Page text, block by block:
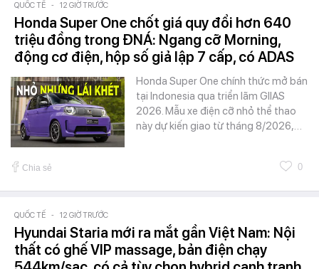
QUỐC TẾ - 12 GIỜ TRƯỚC
Honda Super One chốt giá quy đổi hơn 640
triệu đồng trong ĐNÁ: Ngang cỡ Morning,
động cơ điện, hộp số giả lập 7 cấp, có ADAS
Honda Super One chính thức mở bán
tại Indonesia qua triển lãm GIIAS
2026. Mẫu xe điện cỡ nhỏ thể thao
này dự kiến giao từ tháng 8/2026,…
Chia sẻ 0
QUỐC TẾ - 12 GIỜ TRƯỚC
Hyundai Staria mới ra mắt gần Việt Nam: Nội
thất có ghế VIP massage, bản điện chạy